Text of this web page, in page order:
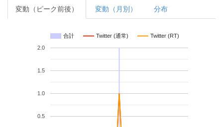
変動（ピーク前後） 変動（月別） 分布
合計 Twitter (通常) Twitter (RT)
0.5
1.0
1.5
2.0